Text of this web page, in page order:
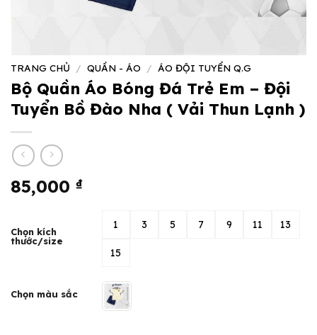
TRANG CHỦ / QUẦN - ÁO / ÁO ĐỘI TUYỂN Q.G
Bộ Quần Áo Bóng Đá Trẻ Em – Đội
Tuyển Bồ Đào Nha ( Vải Thun Lạnh )
85,000 ₫
Chọn kích
thước/size
1 3 5 7 9 11 13
15
Chọn màu sắc